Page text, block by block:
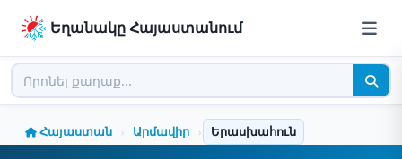
Եղանակը Հայաստանում
Հայաստան › Արմավիր › Երասխահուն